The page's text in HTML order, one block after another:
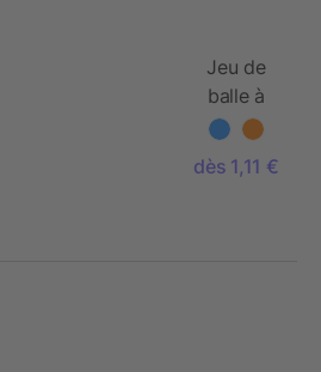
Jeu de
balle à
ventouses
dès 1,11 €